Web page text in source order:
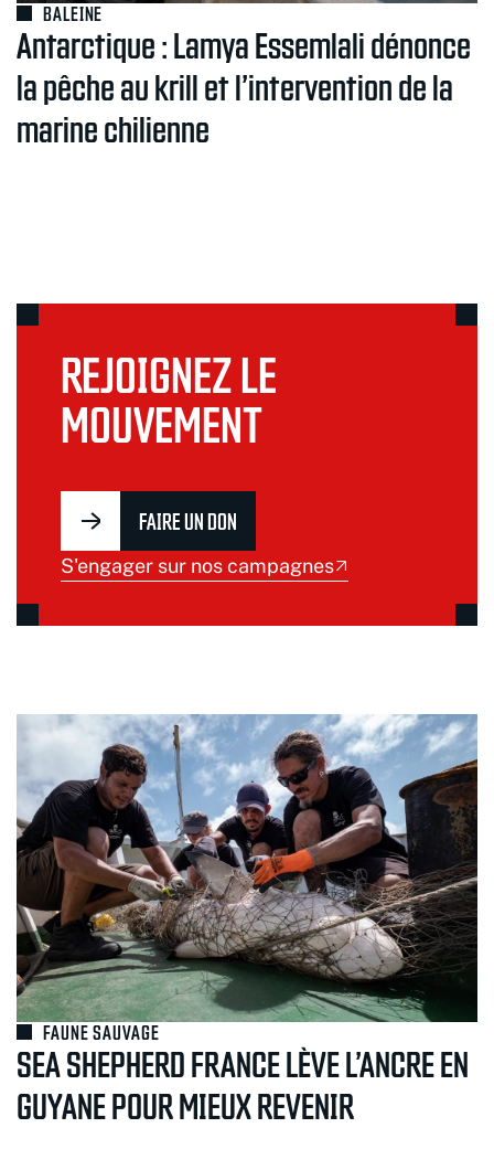
BALEINE
Antarctique : Lamya Essemlali dénonce
la pêche au krill et l’intervention de la
marine chilienne
REJOIGNEZ LE
MOUVEMENT
FAIRE UN DON
S'engager sur nos campagnes
FAUNE SAUVAGE
SEA SHEPHERD FRANCE LÈVE L’ANCRE EN
GUYANE POUR MIEUX REVENIR